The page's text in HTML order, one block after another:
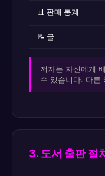
📊 판매 통계
📝 글
저자는 자신에게
수 있습니다. 다른
3. 도서 출판 절